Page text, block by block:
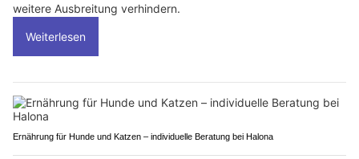
weitere Ausbreitung verhindern.
Weiterlesen
Ernährung für Hunde und Katzen – individuelle Beratung bei Halona